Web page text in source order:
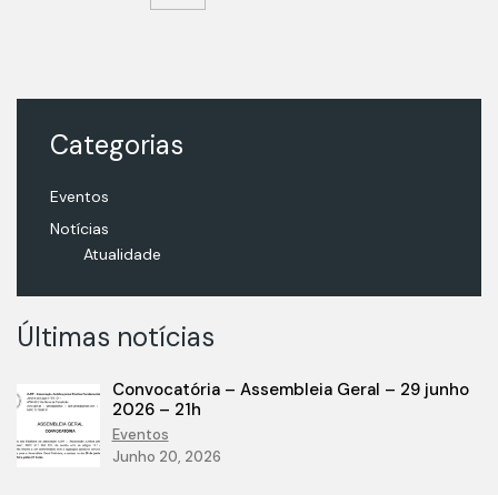
Categorias
Eventos
Notícias
Atualidade
Últimas notícias
Convocatória – Assembleia Geral – 29 junho
2026 – 21h
Eventos
Junho 20, 2026